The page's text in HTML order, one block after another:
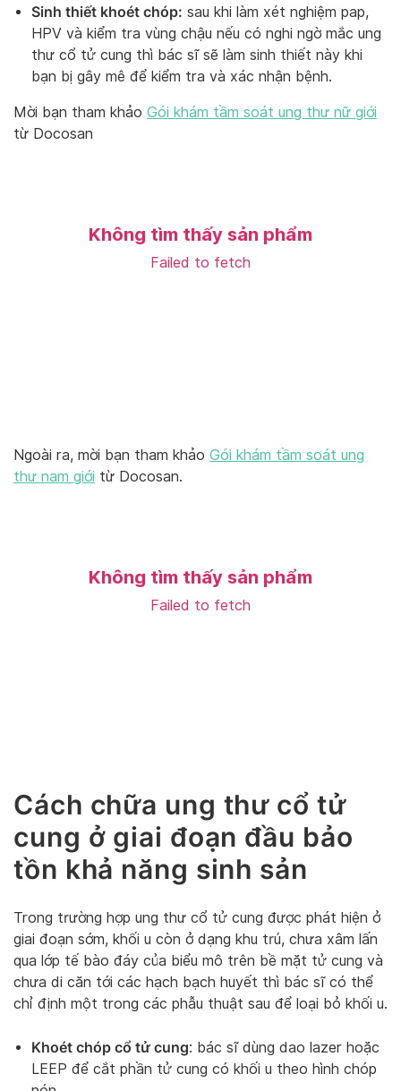
Sinh thiết khoét chóp: sau khi làm xét nghiệm pap,
HPV và kiểm tra vùng chậu nếu có nghi ngờ mắc ung
thư cổ tử cung thì bác sĩ sẽ làm sinh thiết này khi
bạn bị gây mê để kiểm tra và xác nhận bệnh.
Mời bạn tham khảo Gói khám tầm soát ung thư nữ giới
từ Docosan
Ngoài ra, mời bạn tham khảo Gói khám tầm soát ung
thư nam giới từ Docosan.
Cách chữa ung thư cổ tử
cung ở giai đoạn đầu bảo
tồn khả năng sinh sản
Trong trường hợp ung thư cổ tử cung được phát hiện ở
giai đoạn sớm, khối u còn ở dạng khu trú, chưa xâm lấn
qua lớp tế bào đáy của biểu mô trên bề mặt tử cung và
chưa di căn tới các hạch bạch huyết thì bác sĩ có thể
chỉ định một trong các phẫu thuật sau để loại bỏ khối u.
Khoét chóp cổ tử cung: bác sĩ dùng dao lazer hoặc
LEEP để cắt phần tử cung có khối u theo hình chóp